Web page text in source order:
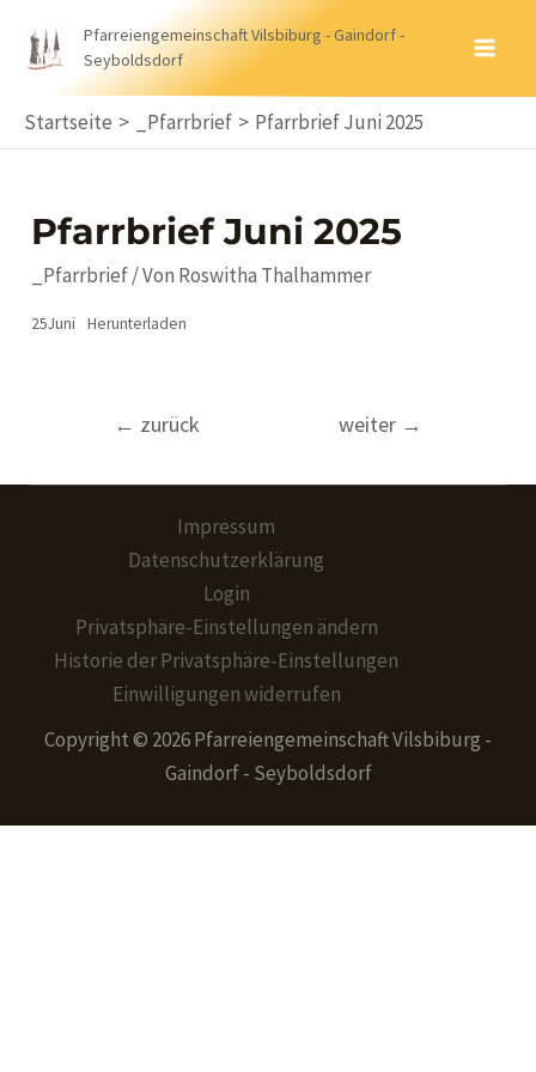
Inhalt
Pfarreiengemeinschaft Vilsbiburg - Gaindorf -
Seyboldsdorf
Startseite _Pfarrbrief Pfarrbrief Juni 2025
Pfarrbrief Juni 2025
_Pfarrbrief/ Von Roswitha Thalhammer
25Juni Herunterladen
Beitragsnavigation
← zurück weiter →
Impressum
Datenschutzerklärung
Login
Privatsphäre-Einstellungen ändern
Historie der Privatsphäre-Einstellungen
Einwilligungen widerrufen
Copyright © 2026 Pfarreiengemeinschaft Vilsbiburg -
Gaindorf - Seyboldsdorf